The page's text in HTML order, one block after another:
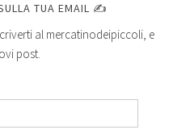
TUA EMAIL ✍
al mercatinodeipiccoli, e
post.